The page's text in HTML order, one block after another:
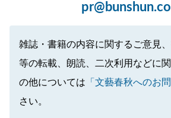
雑誌・書籍の内容に関するご意見
等の転載、朗読、二次利用などに
の他については 「文藝春秋へのお問
さい。